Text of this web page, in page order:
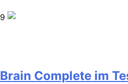
9
Brain Complete im